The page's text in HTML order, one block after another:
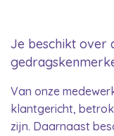
Je beschikt over
Van onze
klantgericht,
zijn. Daarnaast